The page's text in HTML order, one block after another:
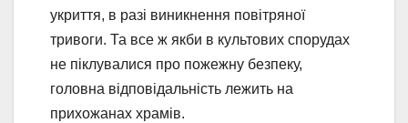
укриття, в разі виникнення повітряної
тривоги. Та все ж якби в культових спорудах
не піклувалися про пожежну безпеку,
головна відповідальність лежить на
прихожанах храмів.